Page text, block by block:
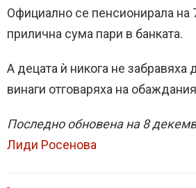
Официално се пенсионирала на
прилична сума пари в банката.
А децата ѝ никога не забравяха
винаги отговаряха на
Последно обновена на 8
Лиди Росенова